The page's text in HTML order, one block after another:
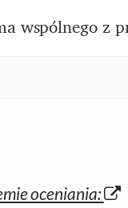
wspólnego z
oceniania: